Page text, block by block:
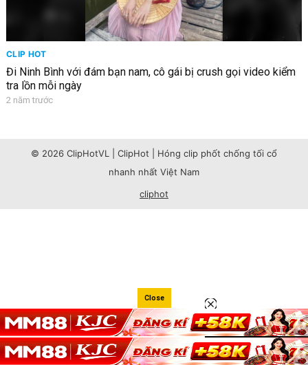
CLIP HOT
Đi Ninh Bình với đám bạn nam, cô gái bị crush gọi video kiểm
tra lồn mỗi ngày
2 năm trước
© 2026 ClipHotVL | ClipHot | Hóng clip phốt chống tối cổ
nhanh nhất Việt Nam
cliphot
Close